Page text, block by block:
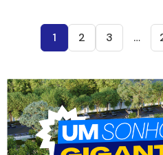
1 2 3 …